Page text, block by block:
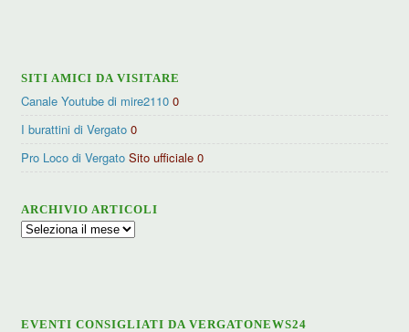
SITI AMICI DA VISITARE
Canale Youtube di mire2110 0
I burattini di Vergato 0
Pro Loco di Vergato Sito ufficiale 0
ARCHIVIO ARTICOLI
Archivio
EVENTI CONSIGLIATI DA VERGATONEWS24